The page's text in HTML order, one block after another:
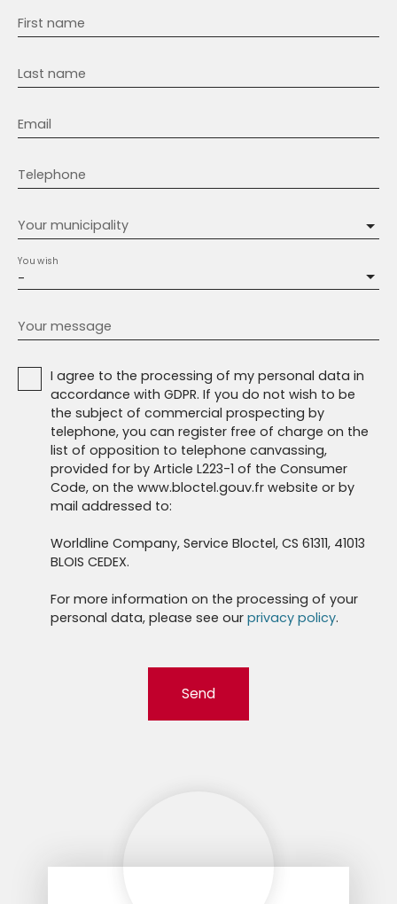
First name
Last name
Email
Telephone
Your municipality
-
You wish
Your message
I agree to the processing of my personal data in
accordance with GDPR. If you do not wish to be
the subject of commercial prospecting by
telephone, you can register free of charge on the
list of opposition to telephone canvassing,
provided for by Article L223-1 of the Consumer
Code, on the www.bloctel.gouv.fr website or by
mail addressed to:
Worldline Company, Service Bloctel, CS 61311, 41013
BLOIS CEDEX.
For more information on the processing of your
personal data, please see our privacy policy.
Send